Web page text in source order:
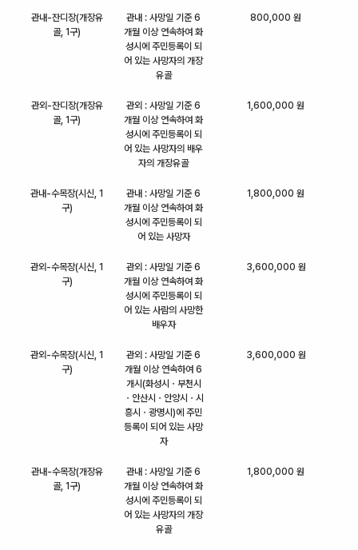
관내-잔디장(개장유
골, 1구)
관내 : 사망일 기준 6
개월 이상 연속하여 화
성시에 주민등록이 되
어 있는 사망자의 개장
유골
800,000 원
관외-잔디장(개장유
골, 1구)
관외 : 사망일 기준 6
개월 이상 연속하여 화
성시에 주민등록이 되
어 있는 사망자의 배우
자의 개장유골
1,600,000 원
관내-수목장(시신, 1
구)
관내 : 사망일 기준 6
개월 이상 연속하여 화
성시에 주민등록이 되
어 있는 사망자
1,800,000 원
관외-수목장(시신, 1
구)
관외 : 사망일 기준 6
개월 이상 연속하여 화
성시에 주민등록이 되
어 있는 사람의 사망한
배우자
3,600,000 원
관외-수목장(시신, 1
구)
관외 : 사망일 기준 6
개월 이상 연속하여 6
개시(화성시ㆍ부천시
ㆍ안산시ㆍ안양시ㆍ시
흥시ㆍ광명시)에 주민
등록이 되어 있는 사망
자
3,600,000 원
관내-수목장(개장유
골, 1구)
관내 : 사망일 기준 6
개월 이상 연속하여 화
성시에 주민등록이 되
어 있는 사망자의 개장
유골
1,800,000 원